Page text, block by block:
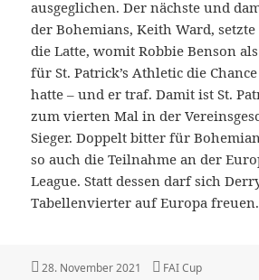
ausgeglichen. Der nächste und
der Bohemians, Keith Ward,
die Latte, womit Robbie Benson
für St. Patrick’s Athletic die
hatte – und er traf. Damit ist St.
zum vierten Mal in der
Sieger. Doppelt bitter für
so auch die Teilnahme an der
League. Statt dessen darf sich
Tabellenvierter auf Europa freuen.
Veröffentlicht
28. November 2021 Kategorien
FAI Cup